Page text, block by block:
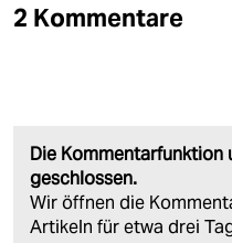
2 Kommentare
Die
geschlossen.
Wir öffnen die
Artikeln für etwa drei